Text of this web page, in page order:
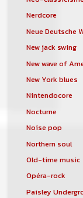
Nerdcore
Neue Deutsche
New jack swing
New wave of
New York blues
Nintendocore
Nocturne
Noise pop
Northern soul
Old-time music
Opéra-rock
Paisley